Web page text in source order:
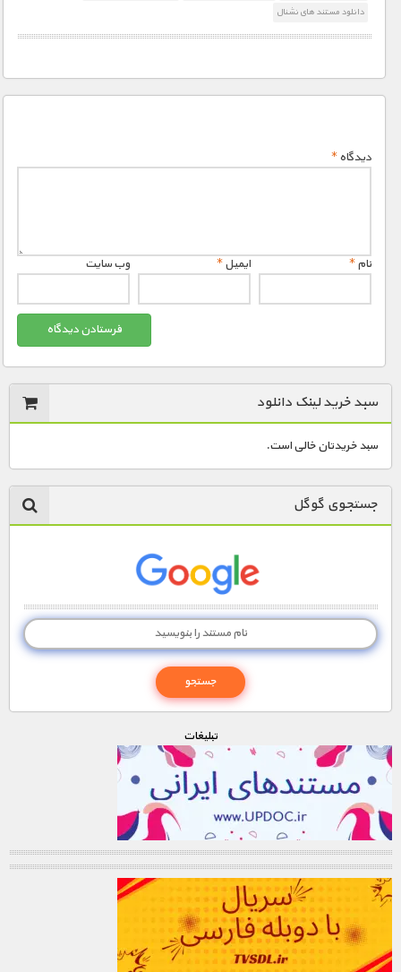
دانلود مستند های نشنال
دیدگاه*
نام* ایمیل* وب‌ سایت
سبد خرید لینک دانلود
سبد خریدتان خالی است.
جستجوی گوگل
تبليغات